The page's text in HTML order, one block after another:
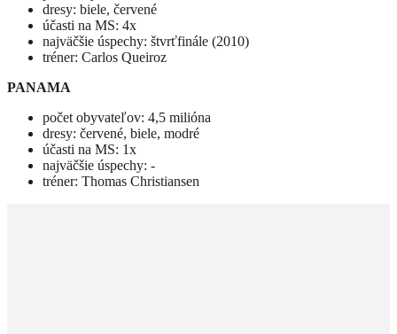
dresy: biele, červené
účasti na MS: 4x
najväčšie úspechy: štvrťfinále (2010)
tréner: Carlos Queiroz
PANAMA
počet obyvateľov: 4,5 milióna
dresy: červené, biele, modré
účasti na MS: 1x
najväčšie úspechy: -
tréner: Thomas Christiansen